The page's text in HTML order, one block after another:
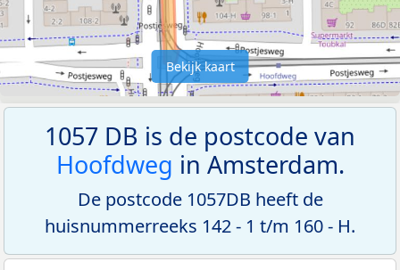
Bekijk kaart
1057 DB is de postcode van
Hoofdweg in Amsterdam.
De postcode 1057DB heeft de
huisnummerreeks 142 - 1 t/m 160 - H.